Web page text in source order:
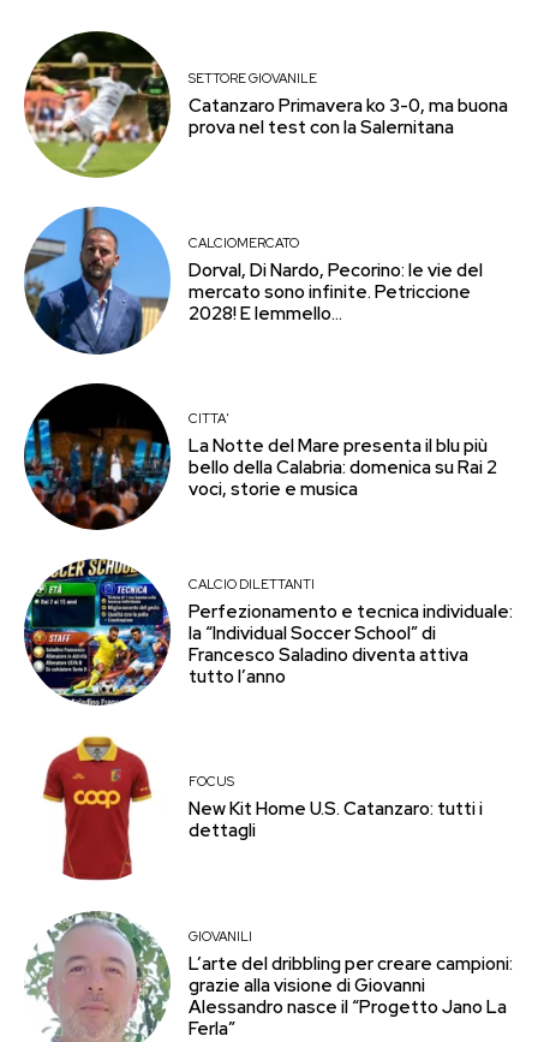
SETTORE GIOVANILE
Catanzaro Primavera ko 3-0, ma buona
prova nel test con la Salernitana
CALCIOMERCATO
Dorval, Di Nardo, Pecorino: le vie del
mercato sono infinite. Petriccione
2028! E Iemmello…
CITTA'
La Notte del Mare presenta il blu più
bello della Calabria: domenica su Rai 2
voci, storie e musica
CALCIO DILETTANTI
Perfezionamento e tecnica individuale:
la “Individual Soccer School” di
Francesco Saladino diventa attiva
tutto l’anno
FOCUS
New Kit Home U.S. Catanzaro: tutti i
dettagli
GIOVANILI
L’arte del dribbling per creare campioni:
grazie alla visione di Giovanni
Alessandro nasce il “Progetto Jano La
Ferla”